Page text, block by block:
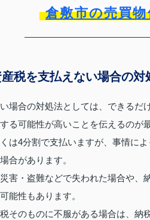
倉敷市の売買
税を支払えない場合の対
場合の対処法としては、できる
る可能性が高いことを伝えるのが
は4分割で支払いますが、事情に
合があります。
害・盗難などで失われた場合や
能性もあります。
そのものに不服がある場合は、